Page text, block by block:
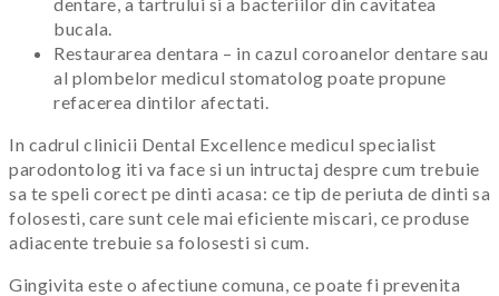
bucala.
Restaurarea dentara – in cazul coroanelor dentare sau
al plombelor medicul stomatolog poate propune
refacerea dintilor afectati.
In cadrul clinicii Dental Excellence medicul specialist
parodontolog iti va face si un intructaj despre cum trebuie
sa te speli corect pe dinti acasa: ce tip de periuta de dinti sa
folosesti, care sunt cele mai eficiente miscari, ce produse
adiacente trebuie sa folosesti si cum.
Gingivita este o afectiune comuna, ce poate fi prevenita